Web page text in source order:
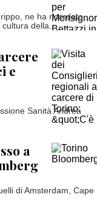
ne ha ricordato
cultura della...
e
Sanità Andrea
a
di Amsterdam, Cape